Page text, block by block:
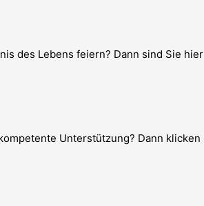
des Lebens feiern? Dann sind Sie
Unterstützung? Dann klicken